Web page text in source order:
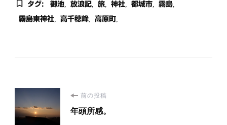
タグ: 御池 放浪記 旅 神社 都城市 霧島
霧島東神社 高千穂峰 高原町
投
前の投稿
年頭所感。